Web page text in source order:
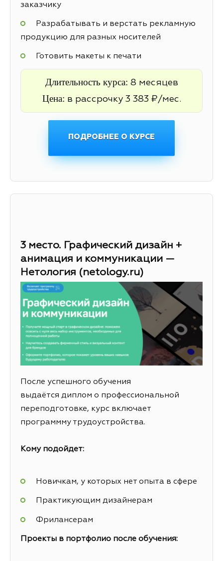
заказчику
Разрабатывать и верстать рекламную
продукцию для разных носителей
Готовить макеты к печати
Длительность курса: 8 месяцев
Цена: в рассрочку 3 383 ₽/мес.
ПОДРОБНЕЕ О КУРСЕ
3 место. Графический дизайн +
анимация и коммуникации —
Нетология (netology.ru)
После успешного обучения
выдаётся диплом о профессиональной
переподготовке, курс включает
программму трудоустройства.
Кому подойдет:
Новичкам, у которых нет опыта в сфере
Практикующим дизайнерам
Фрилансерам
Проекты в портфолио после обучения: